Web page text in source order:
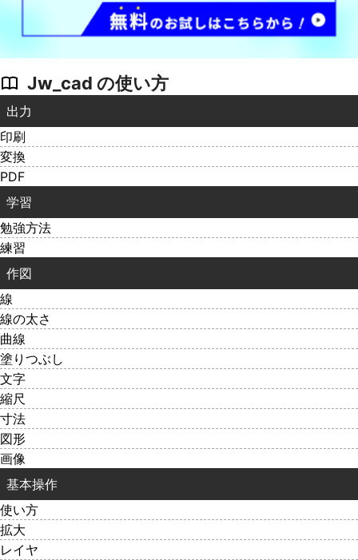
Jw_cad の使い方
出力
印刷
変換
PDF
学習
勉強方法
練習
作図
線
線の太さ
曲線
塗りつぶし
文字
縮尺
寸法
図形
画像
基本操作
使い方
拡大
レイヤ